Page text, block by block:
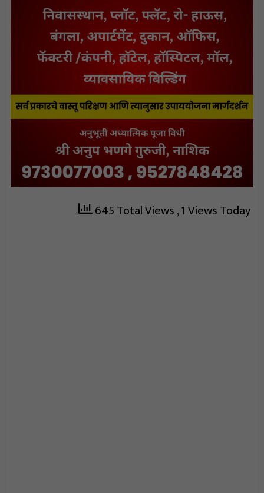
645 Total Views, 1 Views Today